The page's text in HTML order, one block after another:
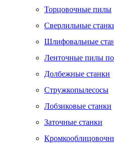
Торцовочные пилы
Сверлильные
Шлифовальные
Ленточные пилы по
Долбежные станки
Стружкопылесосы
Лобзиковые станки
Заточные станки